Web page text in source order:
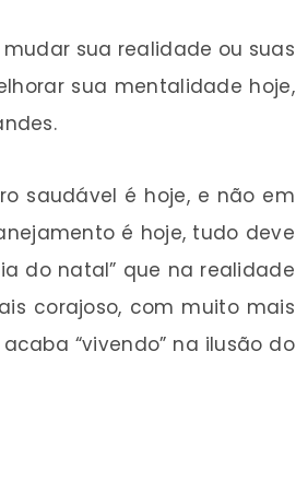
sua realidade ou suas
sua mentalidade hoje,
saudável é hoje, e não em
é hoje, tudo deve
do natal” que na realidade
corajoso, com muito mais
“vivendo” na ilusão do